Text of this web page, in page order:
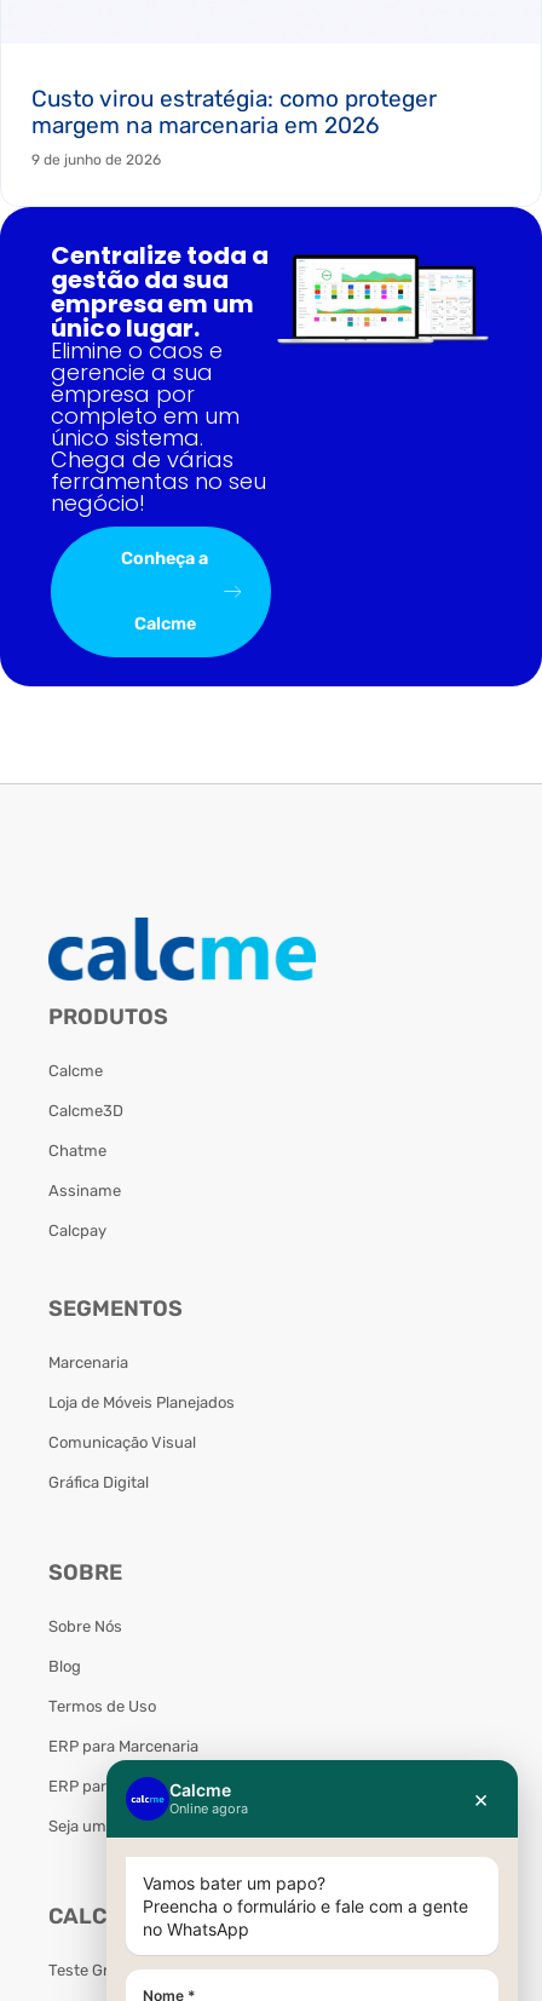
Custo virou estratégia: como proteger
margem na marcenaria em 2026
9 de junho de 2026
Centralize toda a
gestão da sua
empresa em um
único lugar.
Elimine o caos e
gerencie a sua
empresa por
completo em um
único sistema.
Chega de várias
ferramentas no seu
negócio!
Conheça a
Calcme
PRODUTOS
Calcme
Calcme3D
Chatme
Assiname
Calcpay
SEGMENTOS
Marcenaria
Loja de Móveis Planejados
Comunicação Visual
Gráfica Digital
SOBRE
Sobre Nós
Blog
Termos de Uso
ERP para Marcenaria
ERP para Móveis Planejados
Seja um Parceiro Calcme
CALCME
Teste Grátis